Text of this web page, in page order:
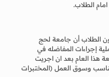
الطلاب.
الطلاب أن جامعة لحج
إجراءات المفاضله في
هذا العام بعد ان اجريت
وسوق العمل (المختبرات